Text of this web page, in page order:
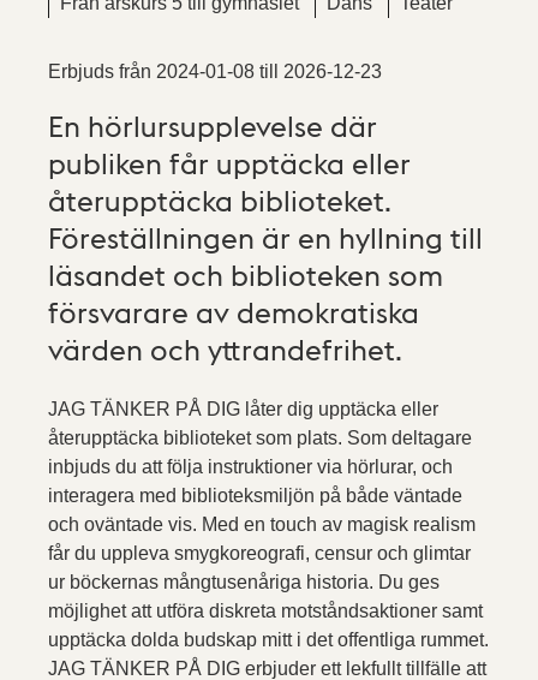
Erbjuds från 2024-01-08 till 2026-12-23
En hörlursupplevelse där
publiken får upptäcka eller
återupptäcka biblioteket.
Föreställningen är en hyllning till
läsandet och biblioteken som
försvarare av demokratiska
värden och yttrandefrihet.
JAG TÄNKER PÅ DIG låter dig upptäcka eller
återupptäcka biblioteket som plats. Som deltagare
inbjuds du att följa instruktioner via hörlurar, och
interagera med biblioteksmiljön på både väntade
och oväntade vis. Med en touch av magisk realism
får du uppleva smygkoreografi, censur och glimtar
ur böckernas mångtusenåriga historia. Du ges
möjlighet att utföra diskreta motståndsaktioner samt
upptäcka dolda budskap mitt i det offentliga rummet.
JAG TÄNKER PÅ DIG erbjuder ett lekfullt tillfälle att